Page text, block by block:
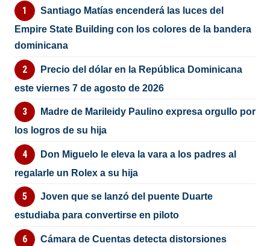
Santiago Matías encenderá las luces del
Empire State Building con los colores de la bandera
dominicana
Precio del dólar en la República Dominicana
este viernes 7 de agosto de 2026
Madre de Marileidy Paulino expresa orgullo por
los logros de su hija
Don Miguelo le eleva la vara a los padres al
regalarle un Rolex a su hija
Joven que se lanzó del puente Duarte
estudiaba para convertirse en piloto
Cámara de Cuentas detecta distorsiones